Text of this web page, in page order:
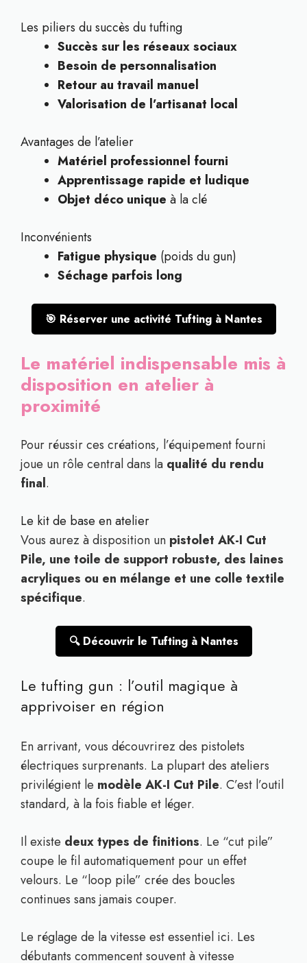
Les piliers du succès du tufting
Succès sur les réseaux sociaux
Besoin de personnalisation
Retour au travail manuel
Valorisation de l’artisanat local
Avantages de l’atelier
Matériel professionnel fourni
Apprentissage rapide et ludique
Objet déco unique à la clé
Inconvénients
Fatigue physique (poids du gun)
Séchage parfois long
🎯 Réserver une activité Tufting à Nantes
Le matériel indispensable mis à
disposition en atelier à
proximité
Pour réussir ces créations, l’équipement fourni
joue un rôle central dans la qualité du rendu
final.
Le kit de base en atelier
Vous aurez à disposition un pistolet AK-I Cut
Pile, une toile de support robuste, des laines
acryliques ou en mélange et une colle textile
spécifique.
🔍 Découvrir le Tufting à Nantes
Le tufting gun : l’outil magique à
apprivoiser en région
En arrivant, vous découvrirez des pistolets
électriques surprenants. La plupart des ateliers
privilégient le modèle AK-I Cut Pile. C’est l’outil
standard, à la fois fiable et léger.
Il existe deux types de finitions. Le “cut pile”
coupe le fil automatiquement pour un effet
velours. Le “loop pile” crée des boucles
continues sans jamais couper.
Le réglage de la vitesse est essentiel ici. Les
débutants commencent souvent à vitesse